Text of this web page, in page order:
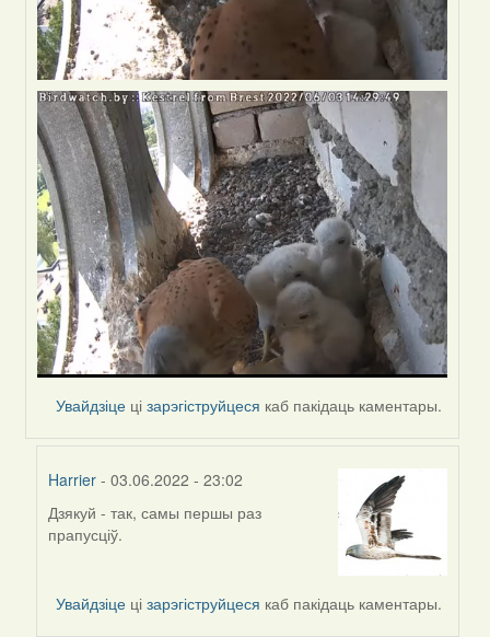
Увайдзіце цізарэгіструйцеся каб пакідаць каментары.
Harrier - 03.06.2022 - 23:02
In
reply
Lighty
Дзякуй - так, самы першы раз
прапусціў.
Увайдзіце цізарэгіструйцеся каб пакідаць каментары.